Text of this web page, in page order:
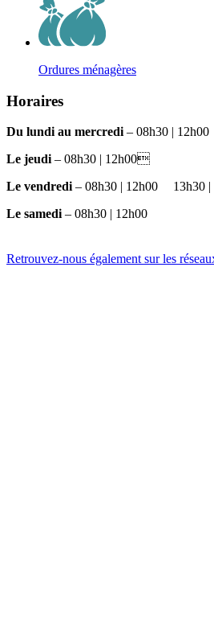
Ordures ménagères
Horaires
Du lundi au mercredi – 08h30 | 12h00
Le jeudi – 08h30 | 12h00
Le vendredi – 08h30 | 12h00
13h30
Le samedi – 08h30 | 12h00
Retrouvez-nous également sur les